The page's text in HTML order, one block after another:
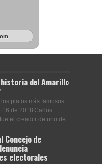
del Amarillo
platos más famosos
16 de 2018 Carlos
el creador de uno de
Concejo de
electorales